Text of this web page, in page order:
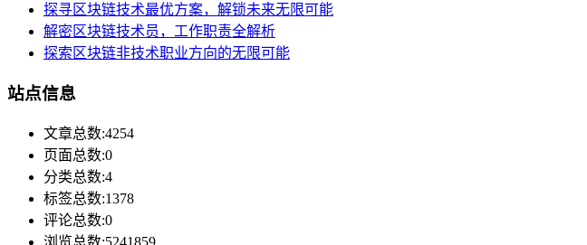
探寻区块链技术最优方案，解锁未来无限可能
解密区块链技术员，工作职责全解析
探索区块链非技术职业方向的无限可能
站点信息
文章总数:4254
页面总数:0
分类总数:4
标签总数:1378
评论总数:0
浏览总数:5241859